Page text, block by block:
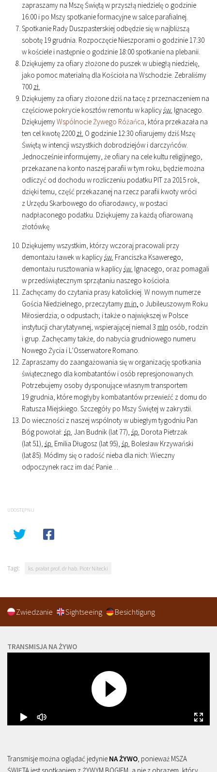
zapraszamy na Mszę Świętą w przyszłą niedzielę o godzinie
16:00 i po Mszy spotkanie formacyjne w salce parafialnej.
Spotkanie Rady Duszpasterskiej odbędzie się w najbliższą
sobotę 19 grudnia. Rozpoczęcie Nieszporami o godzinie17:30
w kościele i następnie o godzinie18:00 spotkanie na plebanii.
Dziękujemy za ofiary złożone do puszek w ubiegłą niedzielę,
jako pomoc materialną dla Kościoła na Wschodzie. Zebraliśmy
700 zł.
Dziękujemy za ofiary złożone dziś na tacę z przeznaczeniem na
częściowe pokrycie kosztów remontu w kaplicyśw. Ignacego.
DziękujemyWspólnocie Żywego Różańca, która przekazała na
ten cel kwotę 2200 zł. O godzinie12:30 ofiarujemy dziś Mszę
Świętą w intencji wszystkich dobrodziejów i darczyńców.
Jednocześnie informujemy, że ofiary na cele kultu religijnego,
przekazane na konto naszej parafii w tym roku, będzie można
odliczyć od dochodu w rozliczeniu podatku PIT za 2015 rok,
dzięki temu, część przekazanej na rzecz parafii kwoty wróci
z Urzędu Skarbowego do ofiarodawcy, w postaci
nadpłaconego podatku. Dziękujemy za każdą ofiarowaną
złotówkę.
Dziękujemy wszystkim, którzy wczoraj pracowali przy
demontażu ławek w kaplicyśw. Franciszka Ksawerego,
demontażu rusztowania w kaplicyśw. Ignacego, oraz pomagali
w przedświątecznym sprzątaniu naszego kościoła.
Zachęcamy do czytania prasy katolickiej. W nowym numerze
Gościa Niedzielnego, przeczytamy m.in. o Jubileuszowym Roku
Miłosierdzia; o odpustach; i także o największej w Polsce
instytucji charytatywnej, wspierającej niemal 3 mln osób, rodzin
i grup. Zachęcamy także, do nabycia grudniowego numeru
Nowego Życia i L’Osserwatore Romano.
Zapraszamy do zaangażowania się w organizację spotkania
świątecznego dla kombatantów i osób represjonowanych.
Potrzebujemy osoby dysponujące własnym transportem
19 grudnia, które mogłyby kombatantów przewieźć z domu do
Ratusza Miejskiego. Szczegóły po Mszy Świętej w zakrystii.
Do wieczności z naszej wspólnoty w ubiegłym tygodniu Pan
Bóg powołał: śp. Jan Budnik (lat 77), śp. Dorota Pietrzak
(lat 51), śp. Emilia Długosz (lat 95), śp. Bolesław Krzywański
(lat 85). Módlmy się o radość nieba dla nich: Wieczny
odpoczynek racz im dać Panie…
UDOSTĘPNIJ
Tagi: ks. prałat prof. dr hab. Piotr Nitecki
Zwiedzanie Sightseeing Besichtigung
TRANSMISJA NA ŻYWO
Transmisje można oglądać jedynie NA ŻYWO, ponieważ MSZA